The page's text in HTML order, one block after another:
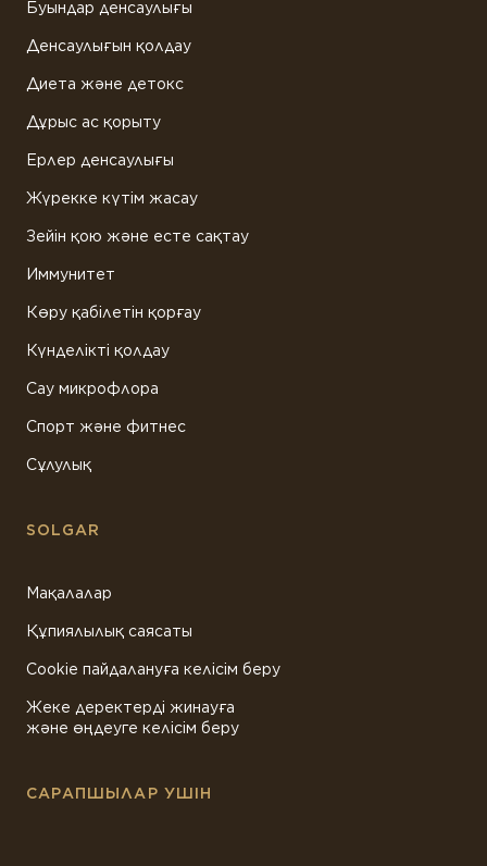
Буындар денсаулығы
Денсаулығын қолдау
Диета және детокс
Дұрыс ас қорыту
Ерлер денсаулығы
Жүрекке күтім жасау
Зейін қою және есте сақтау
Иммунитет
Көру қабілетін қорғау
Күнделікті қолдау
Сау микрофлора
Спорт және фитнес
Сұлулық
SOLGAR
Мақалалар
Құпиялылық саясаты
Cookie пайдалануға келісім беру
Жеке деректерді жинауға
және өңдеуге келісім беру
САРАПШЫЛАР УШІН